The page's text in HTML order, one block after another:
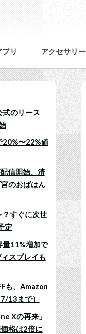
プリ アクセサリー
式のリース
20%〜22%値
信開始、清
のおばはん
すぐに次世
定
量11%増加で
スプレイも
も、Amazon
13まで）
Xの再来」
格は2倍に